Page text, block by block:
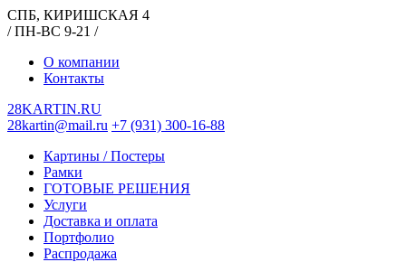
СПБ, КИРИШСКАЯ 4
/ ПН-ВС 9-21 /
О компании
Контакты
28KARTIN.RU
28kartin@mail.ru +7 (931) 300-16-88
Картины / Постеры
Рамки
ГОТОВЫЕ РЕШЕНИЯ
Услуги
Доставка и оплата
Портфолио
Распродажа